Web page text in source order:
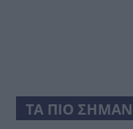
ΤΑ ΠΙΟ